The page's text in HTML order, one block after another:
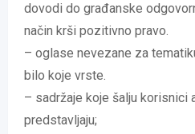
dovodi do građanske
način krši pozitivno pravo.
– oglase nevezane za
bilo koje vrste.
– sadržaje koje šalju korisnici
predstavljaju;